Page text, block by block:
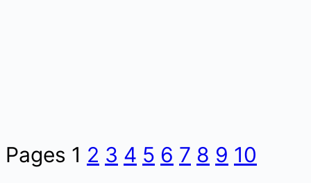
Pages 1 2 3 4 5 6 7 8 9 10